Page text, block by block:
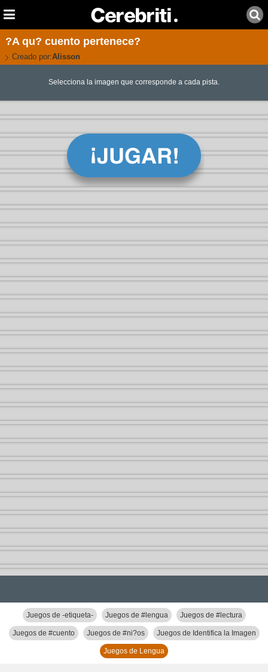
?A qu? cuento pertenece?
Creado por:Alisson
Selecciona la imagen que corresponde a cada pista.
Juegos de -etiqueta- Juegos de #lengua Juegos de #lectura
Juegos de #cuento Juegos de #ni?os Juegos de Identifica la Imagen
Juegos de Lengua